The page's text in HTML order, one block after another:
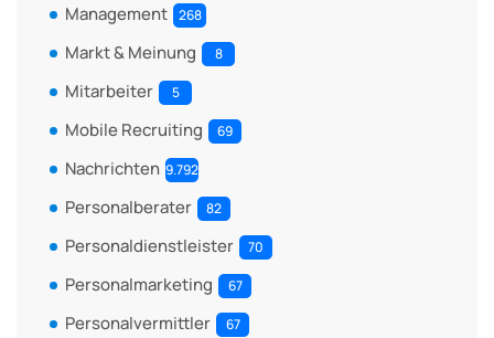
Management 268
Markt & Meinung 8
Mitarbeiter 5
Mobile Recruiting 69
Nachrichten 9.792
Personalberater 82
Personaldienstleister 70
Personalmarketing 67
Personalvermittler 67